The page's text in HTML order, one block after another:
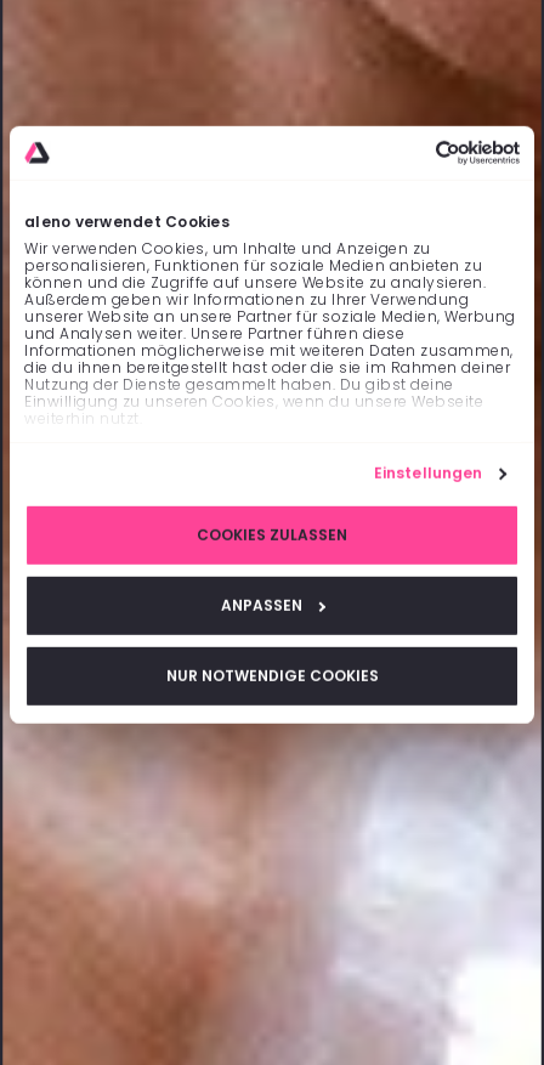
aleno verwendet Cookies
Wir verwenden Cookies, um Inhalte und Anzeigen zu
personalisieren, Funktionen für soziale Medien anbieten zu
können und die Zugriffe auf unsere Website zu analysieren.
Außerdem geben wir Informationen zu Ihrer Verwendung
unserer Website an unsere Partner für soziale Medien, Werbung
und Analysen weiter. Unsere Partner führen diese
Informationen möglicherweise mit weiteren Daten zusammen,
die du ihnen bereitgestellt hast oder die sie im Rahmen deiner
Nutzung der Dienste gesammelt haben. Du gibst deine
Einwilligung zu unseren Cookies, wenn du unsere Webseite
weiterhin nutzt.
Einstellungen
COOKIES ZULASSEN
ANPASSEN
NUR NOTWENDIGE COOKIES